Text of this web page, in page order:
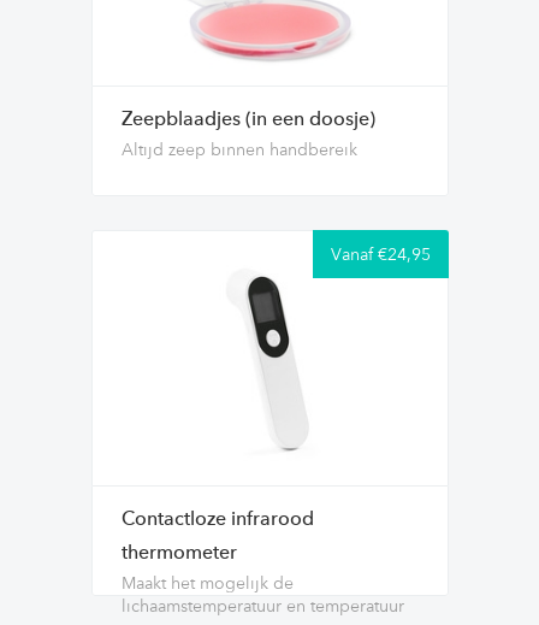
Zeepblaadjes (in een doosje)
Altijd zeep binnen handbereik
Vanaf €24,95
Contactloze infrarood
thermometer
Maakt het mogelijk de
lichaamstemperatuur en temperatuur